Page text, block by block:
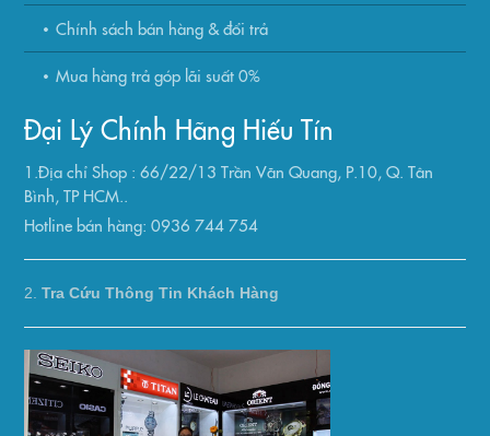
Chính sách bán hàng & đổi trả
Mua hàng trả góp lãi suất 0%
Đại Lý Chính Hãng Hiếu Tín
1.Địa chỉ Shop : 66/22/13 Trần Văn Quang, P.10, Q. Tân
Bình, TP HCM..
Hotline bán hàng: 0936 744 754
2.Tra Cứu Thông Tin Khách Hàng